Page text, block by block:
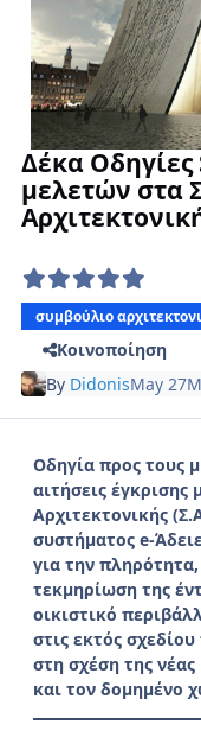
Δέκα
μελετών στα
συμβούλιο
Κοινοποίηση
By DidonisMay 27
Οδηγία προς τους
αιτήσεις
Αρχιτεκτονικής
συστήματος e-
για την
τεκμηρίωση της
οικιστικό
στις εκτός
στη σχέση της
και τον δομημένο